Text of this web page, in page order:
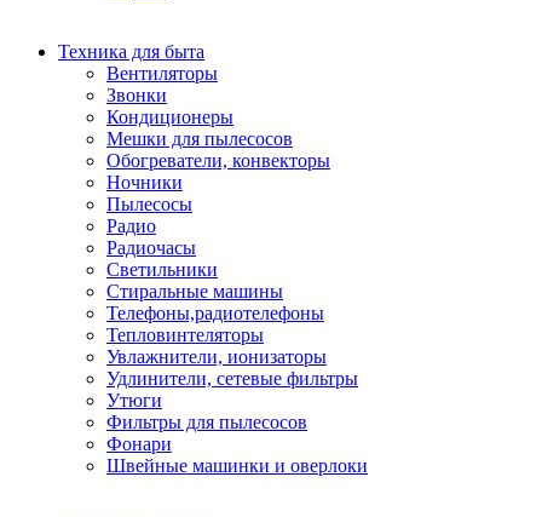
Техника для быта
Вентиляторы
Звонки
Кондиционеры
Мешки для пылесосов
Обогреватели, конвекторы
Ночники
Пылесосы
Радио
Радиочасы
Светильники
Стиральные машины
Телефоны,радиотелефоны
Тепловинтеляторы
Увлажнители, ионизаторы
Удлинители, сетевые фильтры
Утюги
Фильтры для пылесосов
Фонари
Швейные машинки и оверлоки